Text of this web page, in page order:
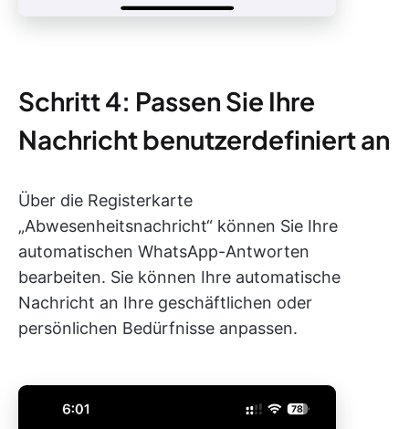
Schritt 4: Passen Sie Ihre
Nachricht benutzerdefiniert an
Über die Registerkarte
„Abwesenheitsnachricht“ können Sie Ihre
automatischen WhatsApp-Antworten
bearbeiten. Sie können Ihre automatische
Nachricht an Ihre geschäftlichen oder
persönlichen Bedürfnisse anpassen.